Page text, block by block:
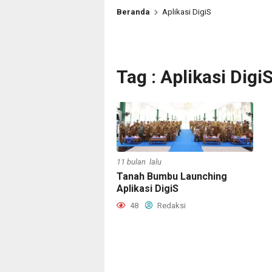
Beranda Aplikasi DigiS
Tag : Aplikasi
11 bulan lalu
Tanah Bumbu Launching
Aplikasi DigiS
48 Redaksi